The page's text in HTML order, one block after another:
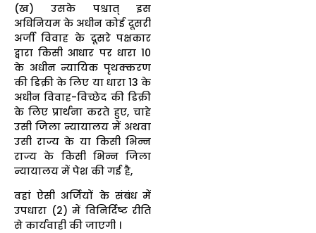
(ख) उसके पश्चात् इस
अधिनियम के अधीन कोई दूसरी
अर्जी विवाह के दूसरे पक्षकार
द्वारा किसी आधार पर धारा 10
के अधीन न्यायिक पृथक्करण
की डिक्री के लिए या धारा 13 के
अधीन विवाह-विच्छेद की डिक्री
के लिए प्रार्थना करते हुए, चाहे
उसी जिला न्यायालय में अथवा
उसी राज्य के या किसी भिन्न
राज्य के किसी भिन्न जिला
न्यायालय में पेश की गई है,
वहां ऐसी अर्जियों के संबंध में
उपधारा (2) में विनिर्दिष्ट रीति
से कार्यवाही की जाएगी ।